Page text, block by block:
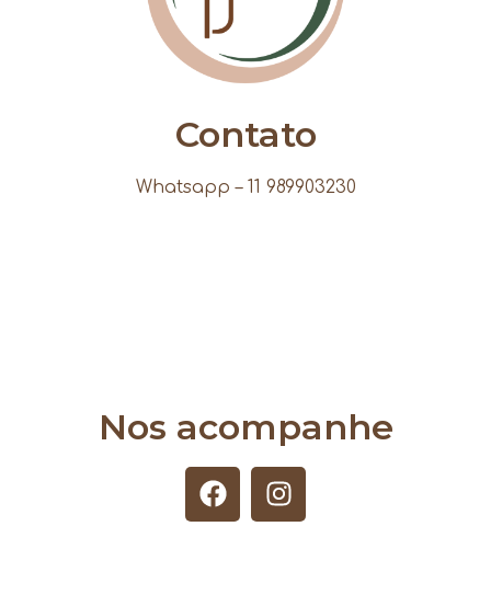
Contato
Whatsapp – 11 989903230
Nos acompanhe